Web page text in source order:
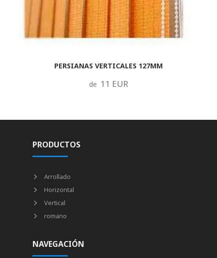
PERSIANAS VERTICALES 127MM
de 11 EUR
PRODUCTOS
Arrollado
Horizontal
Vertical
romano
NAVEGACIÓN